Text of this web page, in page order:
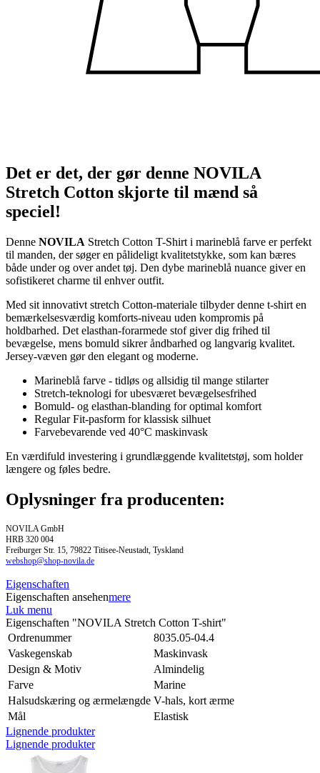
Det er det, der gør denne NOVILA
Stretch Cotton skjorte til mænd så
speciel!
Denne NOVILA Stretch Cotton T-Shirt i marineblå farve er perfekt
til manden, der søger en pålideligt kvalitetstykke, som kan bæres
både under og over andet tøj. Den dybe marineblå nuance giver en
sofistikeret charme til enhver outfit.
Med sit innovativt stretch Cotton-materiale tilbyder denne t-shirt en
bemærkelsesværdig komforts-niveau uden kompromis på
holdbarhed. Det elasthan-forarmede stof giver dig frihed til
bevægelse, mens bomuld sikrer åndbarhed og langvarig kvalitet.
Jersey-væven gør den elegant og moderne.
Marineblå farve - tidløs og allsidig til mange stilarter
Stretch-teknologi for ubesværet bevægelsesfrihed
Bomuld- og elasthan-blanding for optimal komfort
Regular Fit-pasform for klassisk silhuet
Farvebevarende ved 40°C maskinvask
En værdifuld investering i grundlæggende kvalitetstøj, som holder
længere og føles bedre.
Oplysninger fra producenten:
NOVILA GmbH
HRB 320 004
Freiburger Str. 15, 79822 Titisee-Neustadt, Tyskland
webshop@shop-novila.de
Eigenschaften
Eigenschaften ansehenmere
Luk menu
Eigenschaften "NOVILA Stretch Cotton T-shirt"
Ordrenummer
8035.05-04.4
Vaskegenskab
Maskinvask
Design & Motiv
Almindelig
Farve
Marine
Halsudskæring og ærmelængde V-hals, kort ærme
Mål
Elastisk
Lignende produkter
Lignende produkter